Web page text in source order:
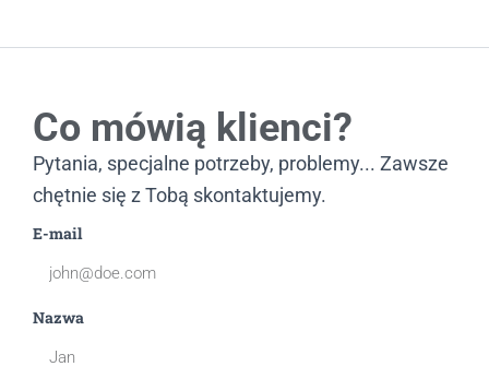
Co mówią klienci?
Pytania, specjalne potrzeby, problemy... Zawsze
chętnie się z Tobą skontaktujemy.
E-mail
Nazwa